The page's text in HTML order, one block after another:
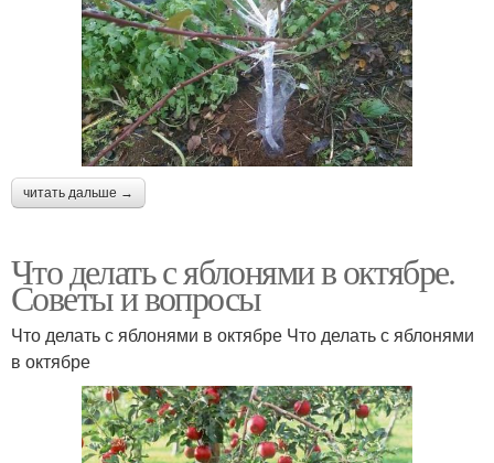
читать дальше →
Что делать с яблонями в октябре.
Советы и вопросы
Что делать с яблонями в октябре Что делать с яблонями
в октябре